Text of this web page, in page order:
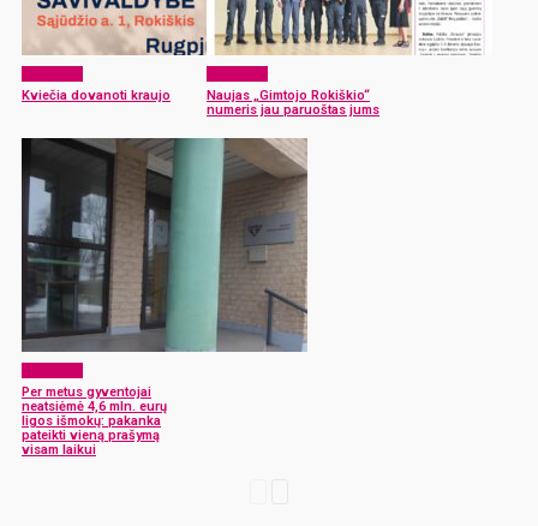
Kviečia dovanoti kraujo
Naujas „Gimtojo Rokiškio“
numeris jau paruoštas jums
Per metus gyventojai
neatsiėmė 4,6 mln. eurų
ligos išmokų: pakanka
pateikti vieną prašymą
visam laikui